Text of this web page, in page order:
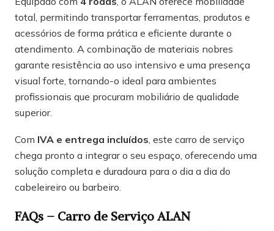
total, permitindo transportar ferramentas, produtos e
acessórios de forma prática e eficiente durante o
atendimento. A combinação de materiais nobres
garante resistência ao uso intensivo e uma presença
visual forte, tornando-o ideal para ambientes
profissionais que procuram mobiliário de qualidade
superior.
Com IVA e entrega incluídos, este carro de serviço
chega pronto a integrar o seu espaço, oferecendo uma
solução completa e duradoura para o dia a dia do
cabeleireiro ou barbeiro.
FAQs – Carro de Serviço ALAN